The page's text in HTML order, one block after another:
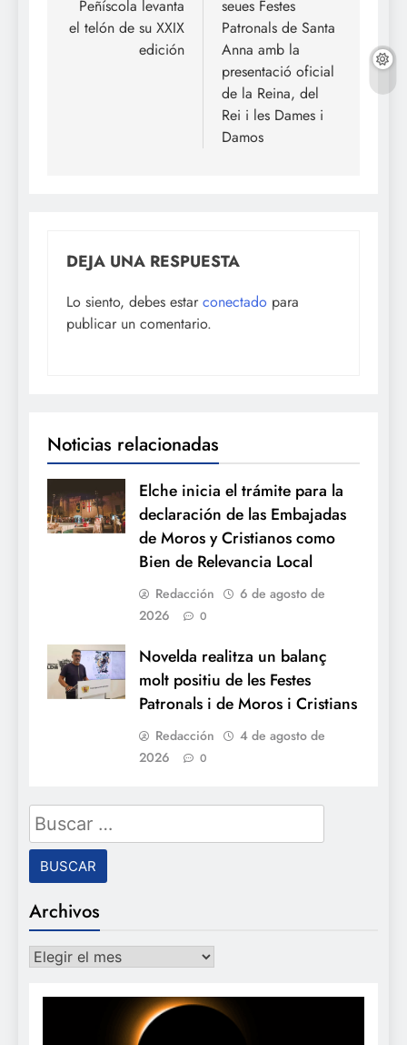
Peñíscola levanta
el telón de su XXIX
edición
seues Festes
Patronals de Santa
Anna amb la
presentació oficial
de la Reina, del
Rei i les Dames i
Damos
DEJA UNA RESPUESTA
Lo siento, debes estar conectado para
publicar un comentario.
Noticias relacionadas
Elche inicia el trámite para la
declaración de las Embajadas
de Moros y Cristianos como
Bien de Relevancia Local
Redacción
6 de agosto de
2026
0
Novelda realitza un balanç
molt positiu de les Festes
Patronals i de Moros i Cristians
Redacción
4 de agosto de
2026
0
Buscar:
Archivos
Archivos